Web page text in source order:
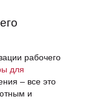
рабочего
для
– все это
и